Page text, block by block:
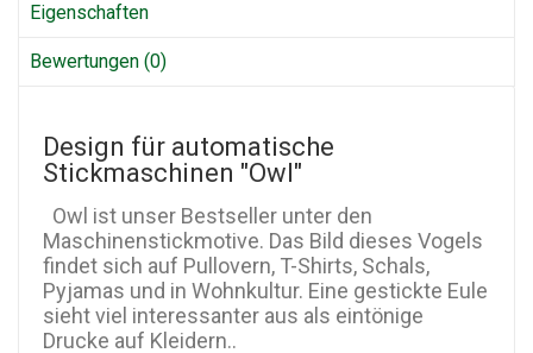
Eigenschaften
Bewertungen (0)
Design für automatische
Stickmaschinen "Owl"
Owl ist unser Bestseller unter den
Maschinenstickmotive. Das Bild dieses Vogels
findet sich auf Pullovern, T-Shirts, Schals,
Pyjamas und in Wohnkultur. Eine gestickte Eule
sieht viel interessanter aus als eintönige
Drucke auf Kleidern..